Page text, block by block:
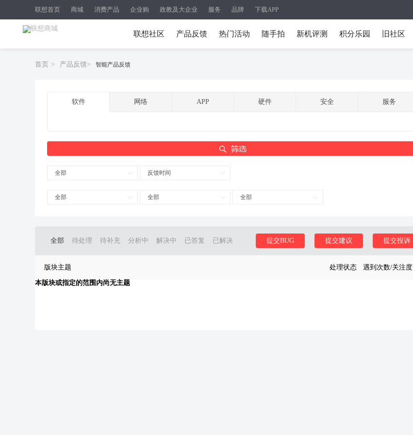
联想首页 商城 消费产品 企业购 政教及大企业 服务 品牌 下载APP
联想社区 产品反馈 热门活动 随手拍 新机评测 积分乐园 旧社区
首页 > 产品反馈> 智能产品反馈
软件 网络 APP 硬件 安全 服务
全部 反馈时间
全部 全部 全部
全部 待处理 待补充 分析中 解决中 已答复 已解决 提交投诉
提交建议
提交BUG
版块主题 处理状态 遇到次数/关注度
本版块或指定的范围内尚无主题